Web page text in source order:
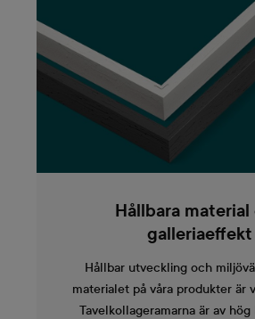
Hållbara material
galleriaeffekt
Hållbar utveckling och
materialet på våra produkter är
Tavelkollageramarna är av